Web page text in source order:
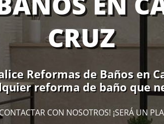
CRUZ
Reformas de Baños en
reforma de baño que
CON NOSOTROS! ¡SERÁ UN